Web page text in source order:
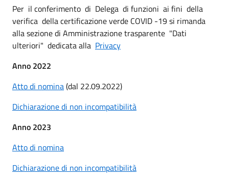
Per il conferimento di Delega di funzioni ai fini della
verifica della certificazione verde COVID -19 si rimanda
alla sezione di Amministrazione trasparente "Dati
ulteriori" dedicata alla Privacy
Anno 2022
Atto di nomina(dal 22.09.2022)
Dichiarazione di non incompatibilità
Anno 2023
Atto di nomina
Dichiarazione di non incompatibilità